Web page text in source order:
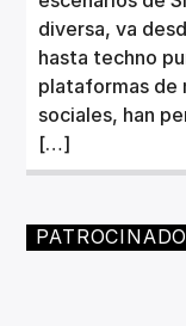
diversa, va
hasta techno
plataformas de
sociales, han
[…]